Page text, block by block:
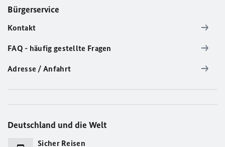
Bürgerservice
Kontakt
FAQ - häufig gestellte Fragen
Adresse / Anfahrt
Deutschland und die Welt
Sicher Reisen